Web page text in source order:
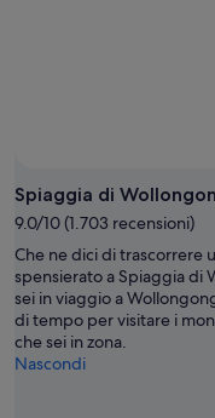
Spiaggia di
9.0/10 (1.703 recensioni)
Che ne dici di trascorrere
spensierato a Spiaggia di
sei in viaggio a
di tempo per visitare i
che sei in zona.
Nascondi